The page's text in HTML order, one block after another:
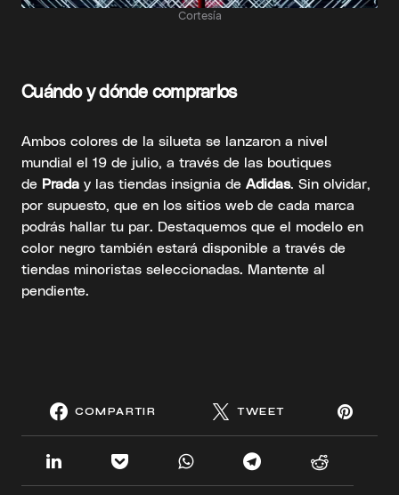
Cortesía
Cuándo y dónde comprarlos
Ambos colores de la silueta se lanzaron a nivel
mundial el 19 de julio, a través de las boutiques
de Prada y las tiendas insignia de Adidas. Sin olvidar,
por supuesto, que en los sitios web de cada marca
podrás hallar tu par. Destaquemos que el modelo en
color negro también estará disponible a través de
tiendas minoristas seleccionadas. Mantente al
pendiente.
COMPARTIR TWEET